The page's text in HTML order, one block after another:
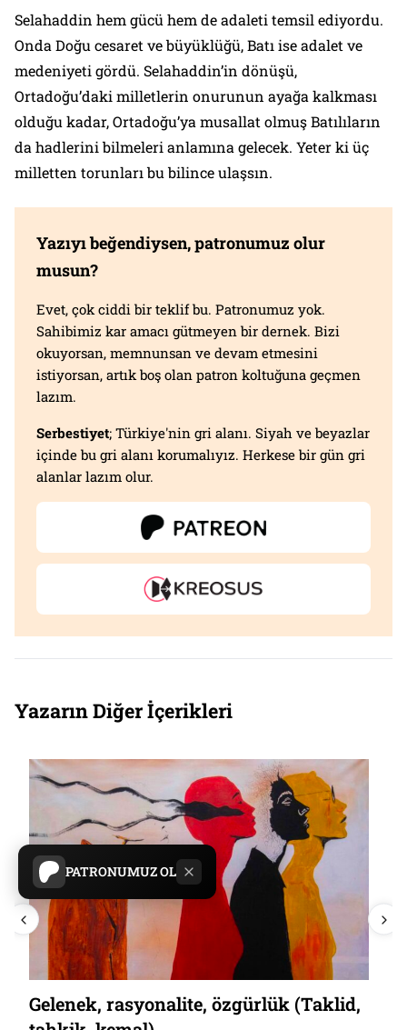
PATRONUMUZ OL
Selahaddin hem gücü hem de adaleti temsil ediyordu.
Onda Doğu cesaret ve büyüklüğü, Batı ise adalet ve
medeniyeti gördü. Selahaddin’in dönüşü,
Ortadoğu’daki milletlerin onurunun ayağa kalkması
olduğu kadar, Ortadoğu’ya musallat olmuş Batılıların
da hadlerini bilmeleri anlamına gelecek. Yeter ki üç
milletten torunları bu bilince ulaşsın.
Yazıyı beğendiysen, patronumuz olur
musun?
Evet, çok ciddi bir teklif bu. Patronumuz yok.
Sahibimiz kar amacı gütmeyen bir dernek. Bizi
okuyorsan, memnunsan ve devam etmesini
istiyorsan, artık boş olan patron koltuğuna geçmen
lazım.
Serbestiyet; Türkiye'nin gri alanı. Siyah ve beyazlar
içinde bu gri alanı korumalıyız. Herkese bir gün gri
alanlar lazım olur.
Yazarın Diğer İçerikleri
Gelenek, rasyonalite, özgürlük (Taklid,